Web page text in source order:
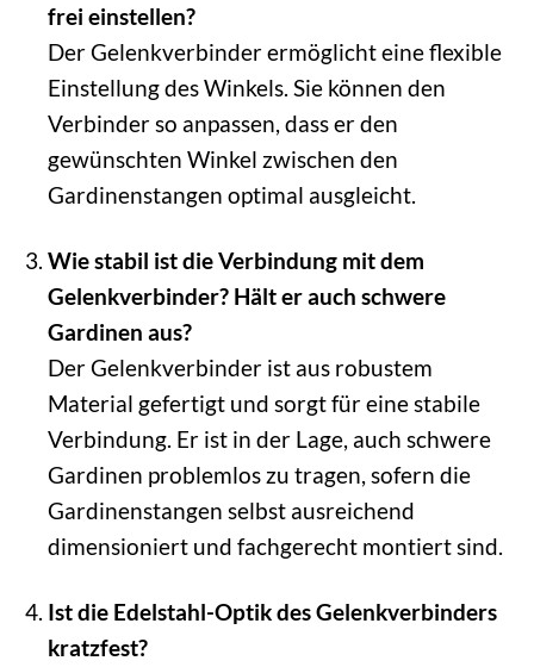
frei einstellen?
Der Gelenkverbinder ermöglicht eine flexible
Einstellung des Winkels. Sie können den
Verbinder so anpassen, dass er den
gewünschten Winkel zwischen den
Gardinenstangen optimal ausgleicht.
Wie stabil ist die Verbindung mit dem
Gelenkverbinder? Hält er auch schwere
Gardinen aus?
Der Gelenkverbinder ist aus robustem
Material gefertigt und sorgt für eine stabile
Verbindung. Er ist in der Lage, auch schwere
Gardinen problemlos zu tragen, sofern die
Gardinenstangen selbst ausreichend
dimensioniert und fachgerecht montiert sind.
Ist die Edelstahl-Optik des Gelenkverbinders
kratzfest?